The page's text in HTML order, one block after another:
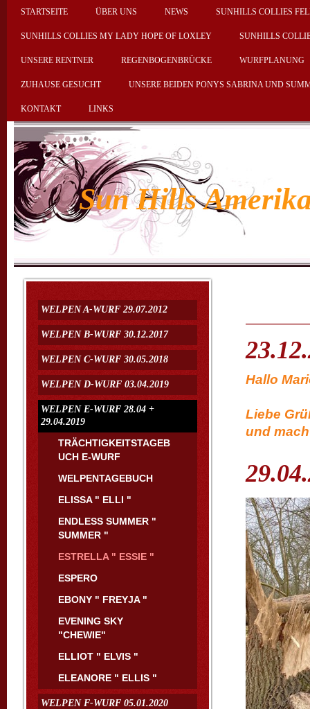
STARTSEITE ÜBER UNS NEWS SUNHILLS COLLIES
SUNHILLS COLLIES MY LADY HOPE OF LOXLEY SUNHILLS
UNSERE RENTNER REGENBOGENBRÜCKE WURFPLANUNG
ZUHAUSE GESUCHT UNSERE BEIDEN PONYS SABRINA UND
KONTAKT LINKS
Sun Hills
WELPEN A-WURF 29.07.2012
WELPEN B-WURF 30.12.2017
WELPEN C-WURF 30.05.2018
WELPEN D-WURF 03.04.2019
WELPEN E-WURF 28.04 +
29.04.2019
TRÄCHTIGKEITSTAGEB
UCH E-WURF
WELPENTAGEBUCH
ELISSA " ELLI "
ENDLESS SUMMER "
SUMMER "
ESTRELLA " ESSIE "
ESPERO
EBONY " FREYJA "
EVENING SKY
"CHEWIE"
ELLIOT " ELVIS "
ELEANORE " ELLIS "
WELPEN F-WURF 05.01.2020
Liebe
und